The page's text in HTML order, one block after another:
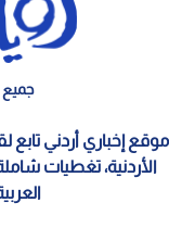
جميع
موقع إخباري أردني تابع
الأردنية، تغطيات